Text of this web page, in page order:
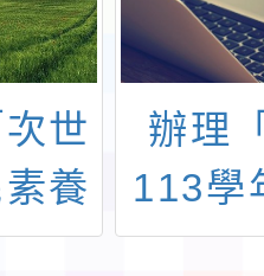
世
養
辦理
113學
學期